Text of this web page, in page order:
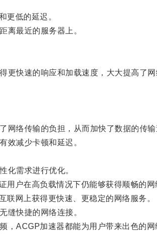
低的延迟。
最近的服务器上。
快速的响应和加载速度，大大提高了网
络传输的负担，从而加快了数据的传输
减少卡顿和延迟。
需求进行优化。
户在高负载情况下仍能够获得顺畅的网
网上获得更快速、更稳定的网络服务。
快捷的网络连接。
ACGP加速器都能为用户带来出色的网